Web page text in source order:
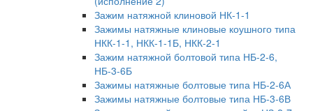
Зажим натяжной клиновой НК-1-1
Зажимы натяжные клиновые коушного типа
НКК-1-1, НКК-1-1Б, НКК-2-1
Зажим натяжной болтовой типа НБ-2-6,
НБ-3-6Б
Зажимы натяжные болтовые типа НБ-2-6А
Зажимы натяжные болтовые типа НБ-3-6В